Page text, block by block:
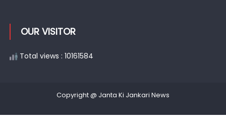
OUR VISITOR
Total views : 10161584
Copyright @ Janta Ki Jankari News